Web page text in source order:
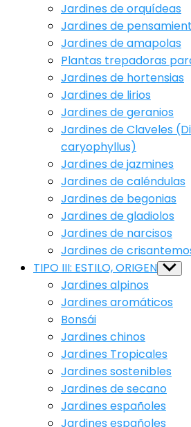
Jardines de orquídeas
Jardines de
Jardines de amapolas
Plantas trepadoras
Jardines de hortensias
Jardines de lirios
Jardines de geranios
Jardines de Claveles
caryophyllus)
Jardines de jazmines
Jardines de caléndulas
Jardines de begonias
Jardines de gladiolos
Jardines de narcisos
Jardines de
TIPO III: ESTILO, ORIGEN Show
sub
Jardines alpinos
Jardines aromáticos
Bonsái
Jardines chinos
Jardines Tropicales
Jardines sostenibles
Jardines de secano
Jardines españoles
Jardines españoles